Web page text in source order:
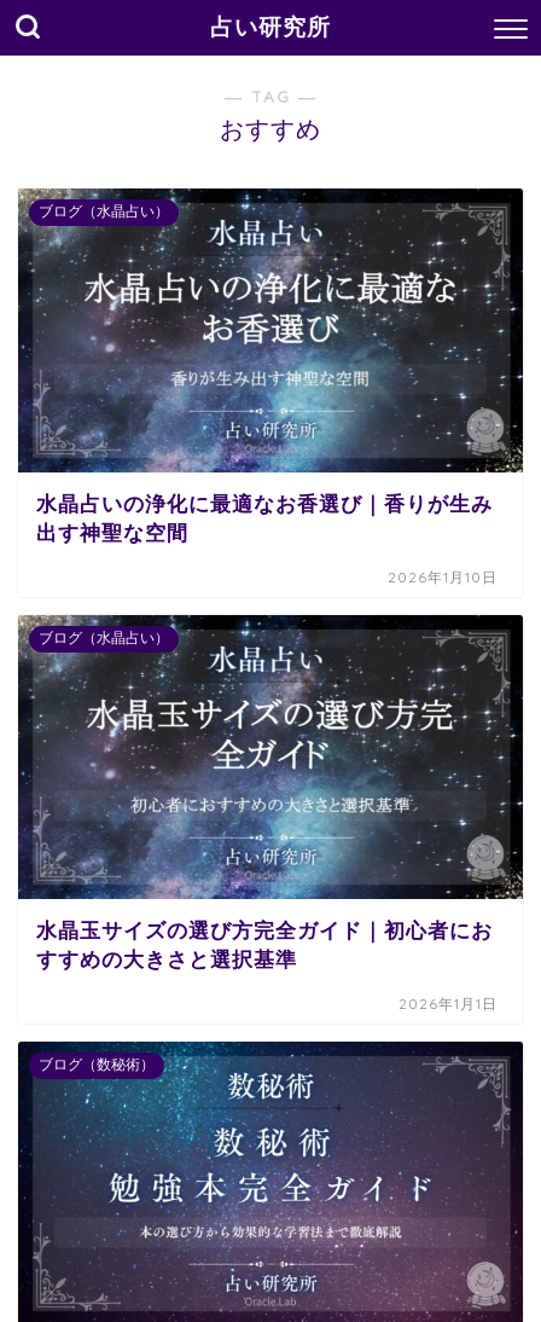
占い研究所
― TAG ―
おすすめ
ブログ（水晶占い）
水晶占いの浄化に最適なお香選び｜香りが生み
出す神聖な空間
2026年1月10日
ブログ（水晶占い）
水晶玉サイズの選び方完全ガイド｜初心者にお
すすめの大きさと選択基準
2026年1月1日
ブログ（数秘術）